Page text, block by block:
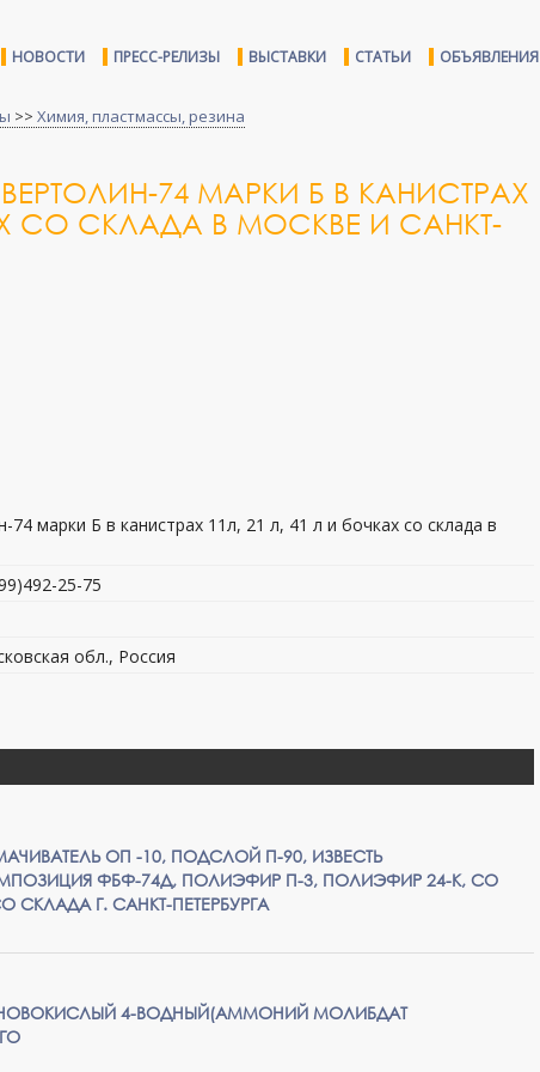
НОВОСТИ ПРЕСС-РЕЛИЗЫ ВЫСТАВКИ СТАТЬИ ОБЪЯВЛЕНИЯ
>> Химия, пластмассы, резина
74 МАРКИ Б В КАНИСТРАХ
СО СКЛАДА В МОСКВЕ И САНКТ-
марки Б в канистрах 11л, 21 л, 41 л и бочках со склада в
25-75
обл., Россия
ОП -10, ПОДСЛОЙ П-90, ИЗВЕСТЬ
ФБФ-74Д, ПОЛИЭФИР П-3, ПОЛИЭФИР 24-К, СО
Г. САНКТ-ПЕТЕРБУРГА
4-ВОДНЫЙ(АММОНИЙ МОЛИБДАТ